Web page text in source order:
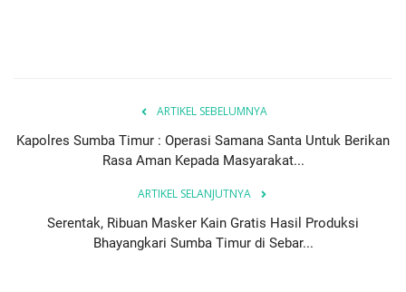
ARTIKEL SEBELUMNYA
Kapolres Sumba Timur : Operasi Samana Santa Untuk Berikan
Rasa Aman Kepada Masyarakat...
ARTIKEL SELANJUTNYA
Serentak, Ribuan Masker Kain Gratis Hasil Produksi
Bhayangkari Sumba Timur di Sebar...